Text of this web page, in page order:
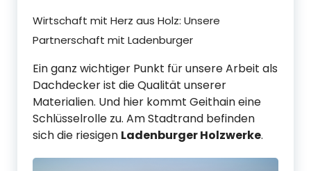
Wirtschaft mit Herz aus Holz: Unsere
Partnerschaft mit Ladenburger
Ein ganz wichtiger Punkt für unsere Arbeit als
Dachdecker ist die Qualität unserer
Materialien. Und hier kommt Geithain eine
Schlüsselrolle zu. Am Stadtrand befinden
sich die riesigen Ladenburger Holzwerke.